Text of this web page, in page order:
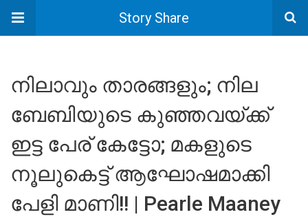
Story Share
നിലാവും താരങ്ങളും; നില
ബേബിയുടെ കുഞ്ഞവയ്ക്ക്
ഇട്ട പേര് കേട്ടോ; മകളുടെ
നൂലുകെട്ട് ആഘോഷമാക്കി
പേളി മാണി!! | Pearle Maaney